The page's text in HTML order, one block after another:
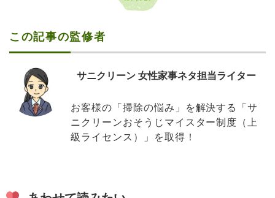
この記事の監修者
サニクリーン 女性家事ネタ担当ライター
お客様の「掃除の悩み」を解決する「サ
ニクリーンおそうじマイスター制度（上
級ライセンス）」を取得！